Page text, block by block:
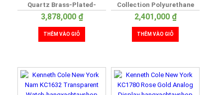
Quartz Brass-Plated-
Stainless-Steel Dress
3,878,000 ₫
THÊM VÀO GIỎ
Collection Polyurethane
2,401,000 ₫
THÊM VÀO GIỎ